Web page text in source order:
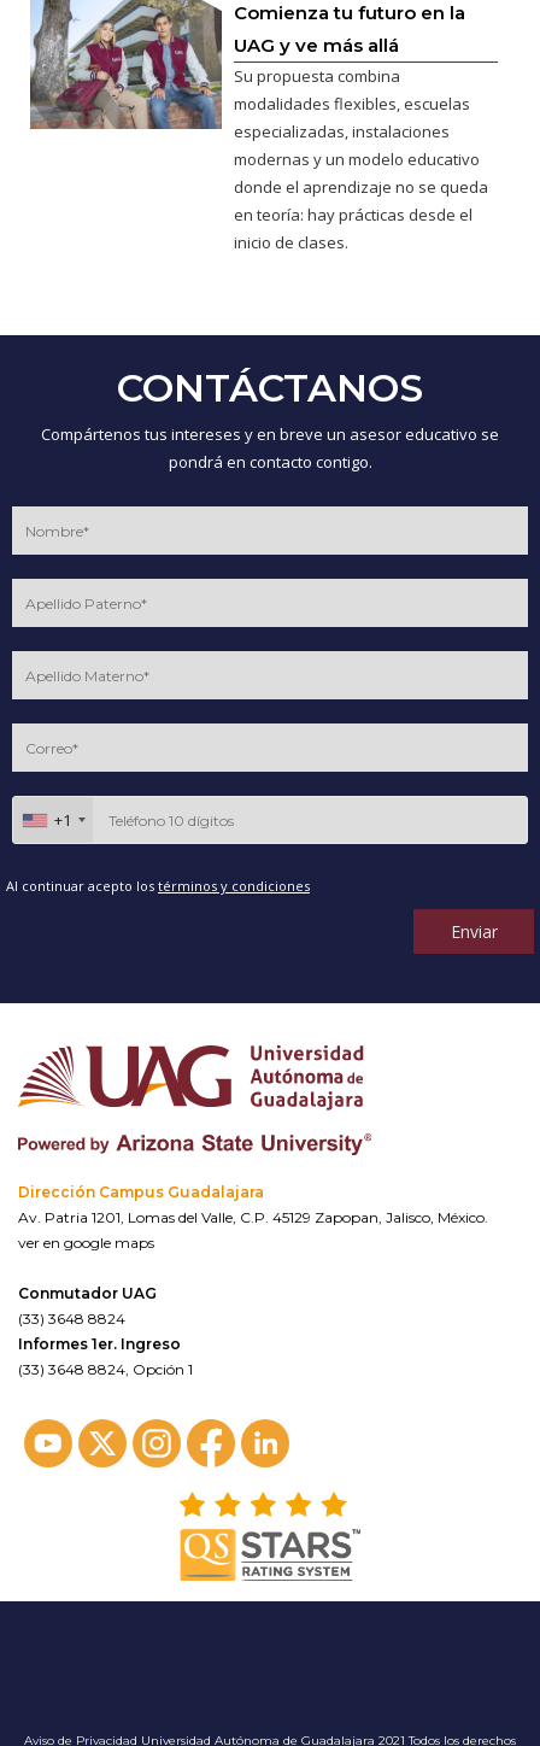
Comienza tu futuro en la
UAG y ve más allá
Su propuesta combina
modalidades flexibles, escuelas
especializadas, instalaciones
modernas y un modelo educativo
donde el aprendizaje no se queda
en teoría: hay prácticas desde el
inicio de clases.
CONTÁCTANOS
Compártenos tus intereses y en breve un asesor educativo se
pondrá en contacto contigo.
+1
Al continuar acepto los términos y condiciones
Enviar
Dirección Campus Guadalajara
Av. Patria 1201, Lomas del Valle, C.P. 45129 Zapopan, Jalisco, México.
ver en google maps
Conmutador UAG
(33) 3648 8824
Informes 1er. Ingreso
(33) 3648 8824, Opción 1
Aviso de Privacidad Universidad Autónoma de Guadalajara 2021 Todos los derechos